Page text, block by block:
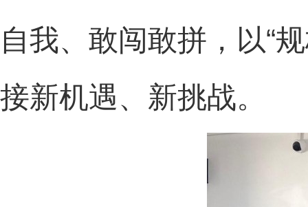
自我、敢闯敢拼，以“
接新机遇、新挑战。